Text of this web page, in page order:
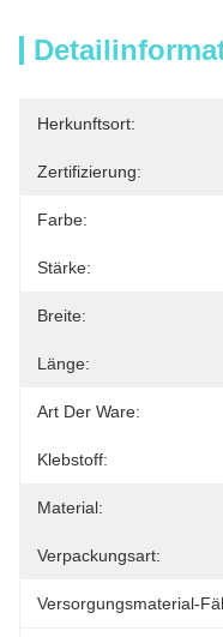
Herkunftsort:
Zertifizierung:
Farbe:
Stärke:
Breite:
Länge:
Art Der Ware:
Klebstoff:
Material:
Verpackungsart:
Versorgungsmaterial-